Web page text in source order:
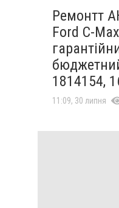
Ремонтт
Ford C-
1814154,
11:09, 30 липня